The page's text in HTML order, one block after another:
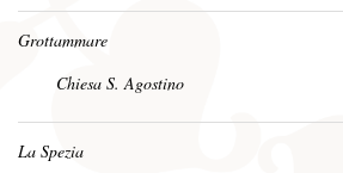
Grottammare
Chiesa S. Agostino
La Spezia